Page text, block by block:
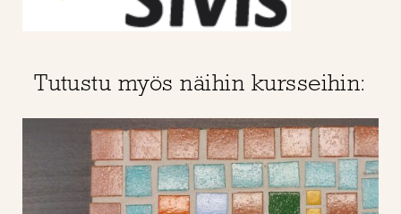
Tutustu myös näihin kursseihin: